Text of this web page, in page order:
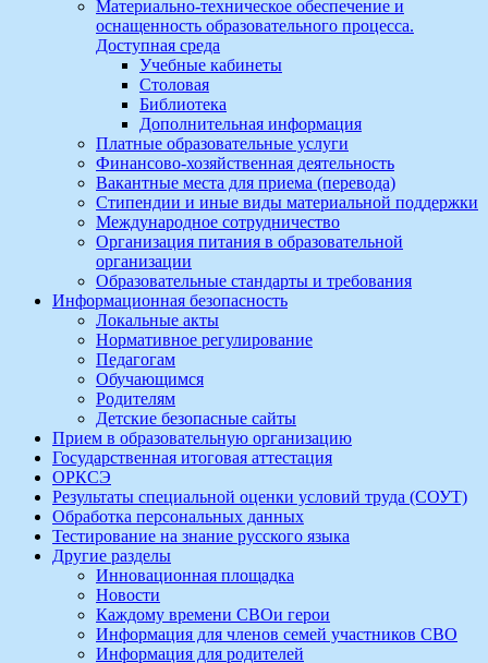
Материально-техническое обеспечение и
оснащенность образовательного процесса.
Доступная среда
Учебные кабинеты
Столовая
Библиотека
Дополнительная информация
Платные образовательные услуги
Финансово-хозяйственная деятельность
Вакантные места для приема (перевода)
Стипендии и иные виды материальной поддержки
Международное сотрудничество
Организация питания в образовательной
организации
Образовательные стандарты и требования
Информационная безопасность
Локальные акты
Нормативное регулирование
Педагогам
Обучающимся
Родителям
Детские безопасные сайты
Прием в образовательную организацию
Государственная итоговая аттестация
ОРКСЭ
Результаты специальной оценки условий труда (СОУТ)
Обработка персональных данных
Тестирование на знание русского языка
Другие разделы
Инновационная площадка
Новости
Каждому времени СВОи герои
Информация для членов семей участников СВО
Информация для родителей